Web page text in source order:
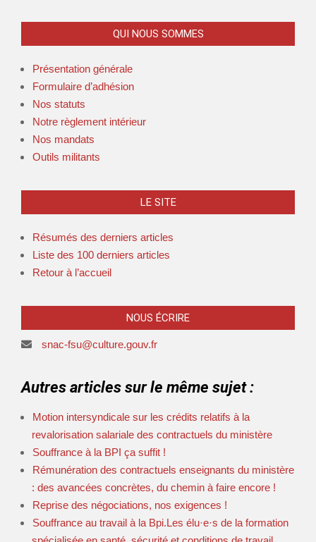
QUI NOUS SOMMES
Présentation générale
Formulaire d’adhésion
Nos statuts
Notre règlement intérieur
Nos mandats
Outils militants
LE SITE
Résumés des derniers articles
Liste des 100 derniers articles
Retour à l’accueil
NOUS ÉCRIRE
snac-fsu@culture.gouv.fr
Autres articles sur le même sujet :
Motion intersyndicale sur les crédits relatifs à la
revalorisation salariale des contractuels du ministère
Souffrance à la BPI ça suffit !
Rémunération des contractuels enseignants du ministère
: des avancées concrètes, du chemin à faire encore !
Reprise des négociations, nos exigences !
Souffrance au travail à la Bpi.Les élu·e·s de la formation